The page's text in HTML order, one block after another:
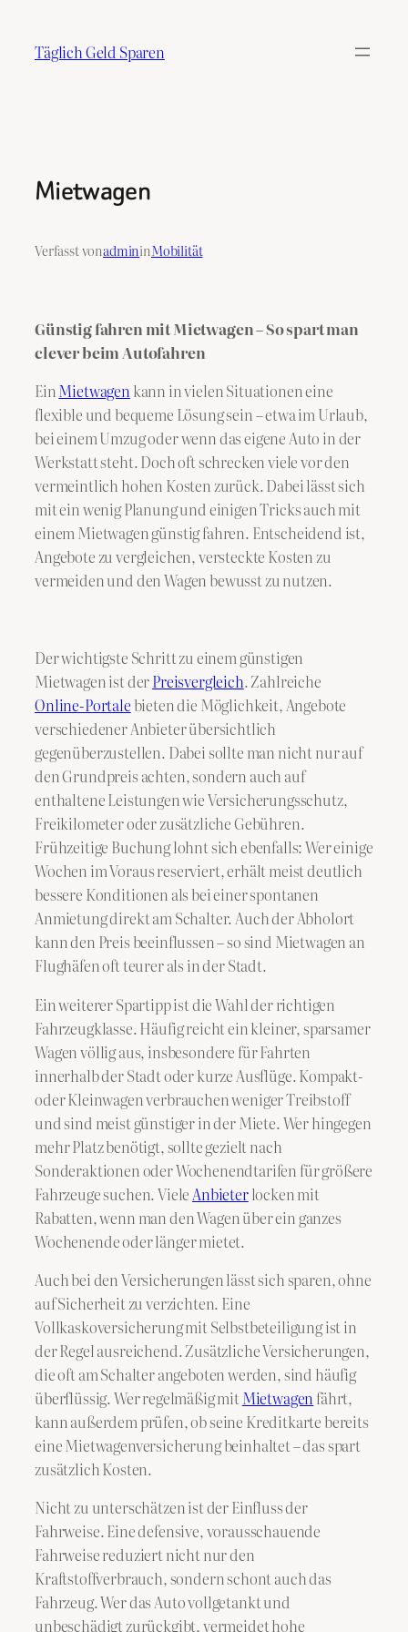
Inhalt
springen
Täglich Geld Sparen
Mietwagen
Verfasst vonadmininMobilität
Günstig fahren mit Mietwagen – So spart man
clever beim Autofahren
EinMietwagen kann in vielen Situationen eine
flexible und bequeme Lösung sein – etwa im Urlaub,
bei einem Umzug oder wenn das eigene Auto in der
Werkstatt steht. Doch oft schrecken viele vor den
vermeintlich hohen Kosten zurück. Dabei lässt sich
mit ein wenig Planung und einigen Tricks auch mit
einem Mietwagen günstig fahren. Entscheidend ist,
Angebote zu vergleichen, versteckte Kosten zu
vermeiden und den Wagen bewusst zu nutzen.
Der wichtigste Schritt zu einem günstigen
Mietwagen ist derPreisvergleich. Zahlreiche
Online-Portalebieten die Möglichkeit, Angebote
verschiedener Anbieter übersichtlich
gegenüberzustellen. Dabei sollte man nicht nur auf
den Grundpreis achten, sondern auch auf
enthaltene Leistungen wie Versicherungsschutz,
Freikilometer oder zusätzliche Gebühren.
Frühzeitige Buchung lohnt sich ebenfalls: Wer einige
Wochen im Voraus reserviert, erhält meist deutlich
bessere Konditionen als bei einer spontanen
Anmietung direkt am Schalter. Auch der Abholort
kann den Preis beeinflussen – so sind Mietwagen an
Flughäfen oft teurer als in der Stadt.
Ein weiterer Spartipp ist die Wahl der richtigen
Fahrzeugklasse. Häufig reicht ein kleiner, sparsamer
Wagen völlig aus, insbesondere für Fahrten
innerhalb der Stadt oder kurze Ausflüge. Kompakt-
oder Kleinwagen verbrauchen weniger Treibstoff
und sind meist günstiger in der Miete. Wer hingegen
mehr Platz benötigt, sollte gezielt nach
Sonderaktionen oder Wochenendtarifen für größere
Fahrzeuge suchen. Viele Anbieterlocken mit
Rabatten, wenn man den Wagen über ein ganzes
Wochenende oder länger mietet.
Auch bei den Versicherungen lässt sich sparen, ohne
auf Sicherheit zu verzichten. Eine
Vollkaskoversicherung mit Selbstbeteiligung ist in
der Regel ausreichend. Zusätzliche Versicherungen,
die oft am Schalter angeboten werden, sind häufig
überflüssig. Wer regelmäßig mitMietwagen fährt,
kann außerdem prüfen, ob seine Kreditkarte bereits
eine Mietwagenversicherung beinhaltet – das spart
zusätzlich Kosten.
Nicht zu unterschätzen ist der Einfluss der
Fahrweise. Eine defensive, vorausschauende
Fahrweise reduziert nicht nur den
Kraftstoffverbrauch, sondern schont auch das
Fahrzeug. Wer das Auto vollgetankt und
unbeschädigt zurückgibt, vermeidet hohe